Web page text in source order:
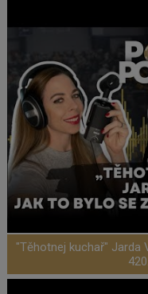
"Těhotnej kuchař" Jarda